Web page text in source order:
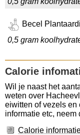
Becel
0,5 gram
Calorie
Wil je naast het
weten over
eiwitten of vezels
informatie etc,
Calorie